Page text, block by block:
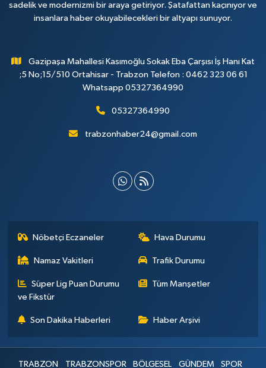
sadelik ve modernizmi bir araya getiriyor. Şatafattan kaçınıyor ve
insanlara haber okuyabilecekleri bir altyapı sunuyor.
Gazipaşa Mahallesi Kasımoğlu Sokak Eba Çarşısı İş Hanı Kat
;5 No;15/510 Ortahisar - Trabzon Telefon : 0462 323 06 61
Whatsapp 05327364990
05327364990
trabzonhaber24@gmail.com
Nöbetçi Eczaneler Hava Durumu
Namaz Vakitleri Trafik Durumu
Süper Lig Puan Durumu
ve Fikstür
Tüm Manşetler
Son Dakika Haberleri Haber Arşivi
TRABZON TRABZONSPOR BÖLGESEL GÜNDEM SPOR